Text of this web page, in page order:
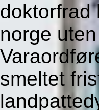
doktorfrad
norge
smeltet